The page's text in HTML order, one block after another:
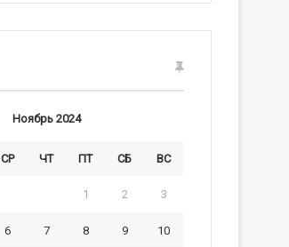
Ноябрь 2024
СР ЧТ ПТ СБ ВС
1 2 3
6 7 8 9 10